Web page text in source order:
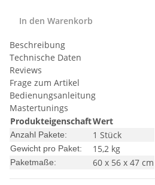
In den Warenkorb
Beschreibung
Technische Daten
Reviews
Frage zum Artikel
Bedienungsanleitung
Mastertunings
ProdukteigenschaftWert
Anzahl Pakete: 1 Stück
Gewicht pro Paket: 15,2 kg
Paketmaße: 60 x 56 x 47 cm